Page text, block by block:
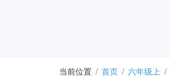
当前位置 首页 六年级上